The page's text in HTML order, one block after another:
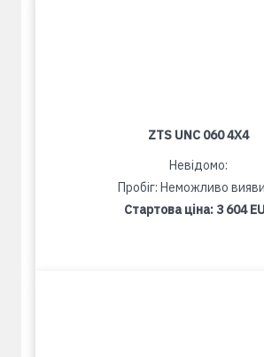
ZTS UNC 060 4X4
Невідомо:
Пробіг: Неможливо
Стартова ціна: 3 604